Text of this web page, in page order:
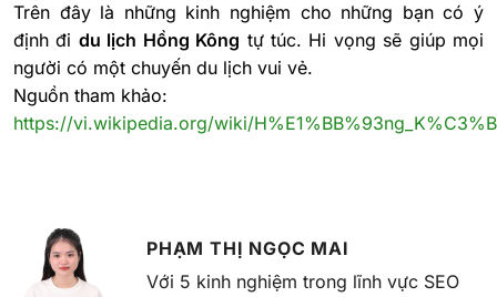
Trên đây là những kinh nghiệm cho những bạn có ý
định đi du lịch Hồng Kông tự túc. Hi vọng sẽ giúp mọi
người có một chuyến du lịch vui vẻ.
Nguồn tham khảo:
https://vi.wikipedia.org/wiki/
PHẠM THỊ NGỌC MAI
Với 5 kinh nghiệm trong lĩnh vực SEO